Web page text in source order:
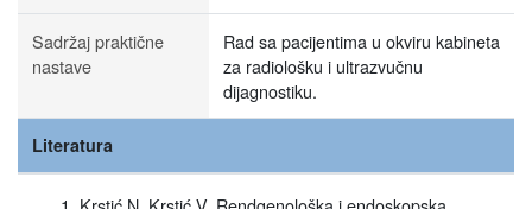
Sadržaj praktične
nastave
Rad sa pacijentima u okviru kabineta
za radiološku i ultrazvučnu
dijagnostiku.
Literatura